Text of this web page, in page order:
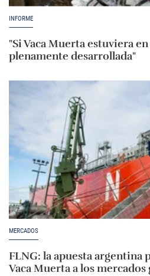
INFORME
"Si Vaca Muerta estuviera
plenamente desarrollada"
MERCADOS
FLNG: la apuesta argentina
Vaca Muerta a los mercados